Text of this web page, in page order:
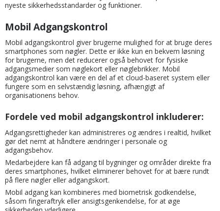
nyeste sikkerhedsstandarder og funktioner.
Mobil Adgangskontrol
Mobil adgangskontrol giver brugerne mulighed for at bruge deres
smartphones som nøgler. Dette er ikke kun en bekvem løsning
for brugerne, men det reducerer også behovet for fysiske
adgangsmedier som nøglekort eller nøglebrikker. Mobil
adgangskontrol kan være en del af et cloud-baseret system eller
fungere som en selvstændig løsning, afhængigt af
organisationens behov.
Fordele ved mobil adgangskontrol inkluderer:
Adgangsrettigheder kan administreres og ændres i realtid, hvilket
gør det nemt at håndtere ændringer i personale og
adgangsbehov.
Medarbejdere kan få adgang til bygninger og områder direkte fra
deres smartphones, hvilket eliminerer behovet for at bære rundt
på flere nøgler eller adgangskort.
Mobil adgang kan kombineres med biometrisk godkendelse,
såsom fingeraftryk eller ansigtsgenkendelse, for at øge